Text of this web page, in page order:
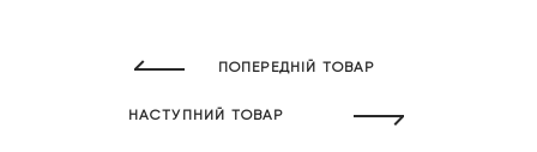
ПОПЕРЕДНІЙ ТОВАР
НАСТУПНИЙ ТОВАР